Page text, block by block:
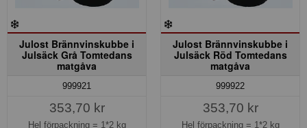
Julost Brännvinskubbe i
Julsäck Grå Tomtedans
matgåva
999921
353,70 kr
Hel förpackning = 1*2 kg
Julost Brännvinskubbe i
Julsäck Röd Tomtedans
matgåva
999922
353,70 kr
Hel förpackning = 1*2 kg